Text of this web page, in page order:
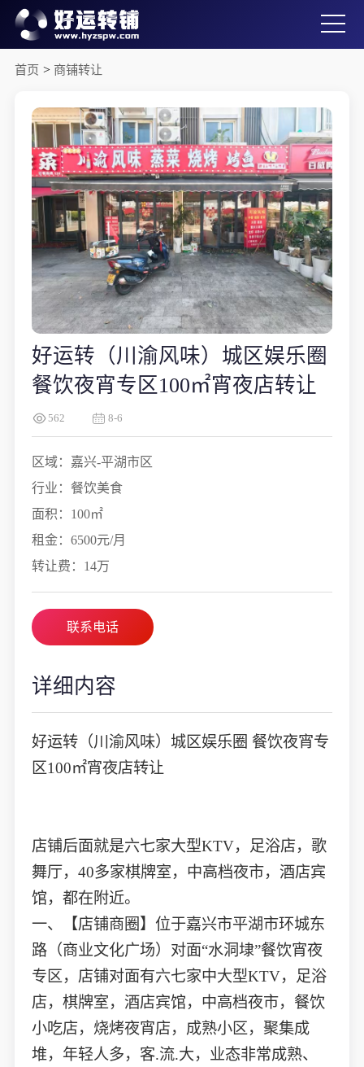
首页 > 商铺转让
好运转（川渝风味）城区娱乐圈
餐饮夜宵专区100㎡宵夜店转让
562 8-6
区域：嘉兴-平湖市区
行业：餐饮美食
面积：100㎡
租金：6500元/月
转让费：14万
联系电话
详细内容
好运转（川渝风味）城区娱乐圈 餐饮夜宵专
区100㎡宵夜店转让
店铺后面就是六七家大型KTV，足浴店，歌
舞厅，40多家棋牌室，中高档夜市，酒店宾
馆，都在附近。
一、【店铺商圈】位于嘉兴市平湖市环城东
路（商业文化广场）对面“水洞埭”餐饮宵夜
专区，店铺对面有六七家中大型KTV，足浴
店，棋牌室，酒店宾馆，中高档夜市，餐饮
小吃店，烧烤夜宵店，成熟小区，聚集成
堆，年轻人多，客.流.大，业态非常成熟、